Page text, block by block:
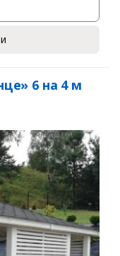
6 на 4 м